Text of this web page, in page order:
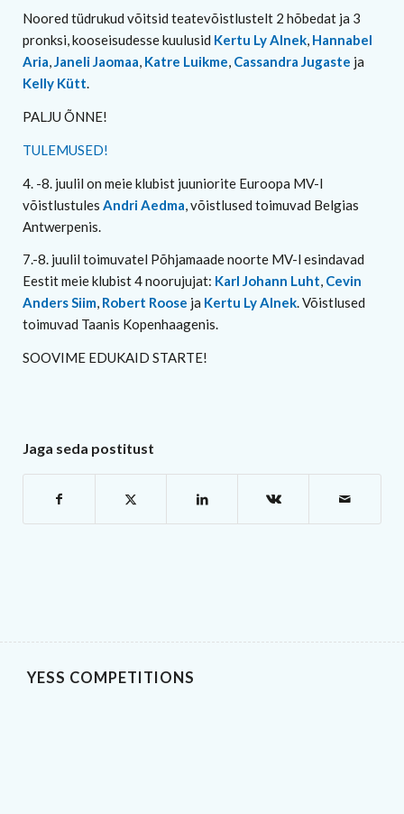
Noored tüdrukud võitsid teatevõistlustelt 2 hõbedat ja 3
pronksi, kooseisudesse kuulusid Kertu Ly Alnek, Hannabel
Aria,Janeli Jaomaa, Katre Luikme, Cassandra Jugaste ja
Kelly Kütt.
PALJU ÕNNE!
TULEMUSED!
4. -8. juulil on meie klubist juuniorite Euroopa MV-l
võistlustules Andri Aedma , võistlused toimuvad Belgias
Antwerpenis.
7.-8. juulil toimuvatel Põhjamaade noorte MV-l esindavad
Eestit meie klubist 4 noorujujat: Karl Johann Luht, Cevin
Anders Siim, Robert Roose ja Kertu Ly Alnek. Võistlused
toimuvad Taanis Kopenhaagenis.
SOOVIME EDUKAID STARTE!
Jaga seda postitust
YESS COMPETITIONS